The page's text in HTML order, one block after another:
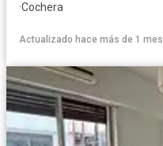
·Cochera
Actualizado hace más de 1 mes